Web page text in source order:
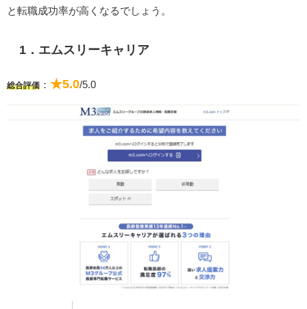
と転職成功率が高くなるでしょう。
1．エムスリーキャリア
総合評価 ： ★5.0/5.0